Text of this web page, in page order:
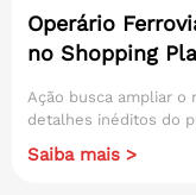
Operário
no Shopping
Ação busca ampliar o
detalhes inéditos do
Saiba mais >